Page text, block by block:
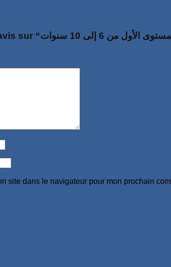
site dans le navigateur pour mon prochain